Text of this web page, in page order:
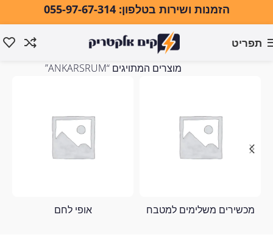
הזמנות ושירות בטלפון: 055-97-67-314
תפריט
ANKARSRUMעמוד הבית
מוצרים המתויגים “ANKARSRUM”
מכשירים משלימים למטבח אופי לחם